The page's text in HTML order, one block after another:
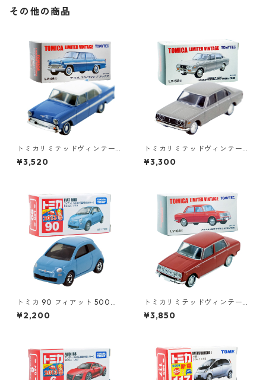
その他の商品
トミカリミテッドヴィンテー
ジ LV-46b プリンス スカイラ
イン デラックス #10212751
¥3,520
トミカリミテッドヴィンテー
ジ LV-52b コロナ MARKⅡ 19
00 デラックス #10213451
¥3,300
トミカ 90 フィアット 500
（初回特別カラー）#1047108
0
¥2,200
トミカリミテッドヴィンテー
ジ LV-64a トヨペット コロナ
1500 デラックス #10217138
¥3,850